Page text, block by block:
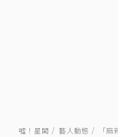
噓！星聞 藝人動態 「